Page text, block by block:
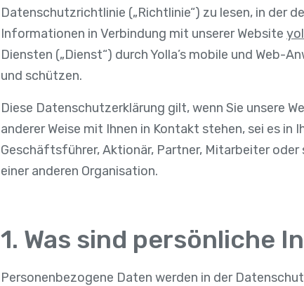
Datenschutzrichtlinie („Richtlinie“) zu lesen, in der
Informationen in Verbindung mit unserer Website
Diensten („Dienst“) durch Yolla’s mobile und Web-
und schützen.
Diese Datenschutzerklärung gilt, wenn Sie unsere
anderer Weise mit Ihnen in Kontakt stehen, sei es in
Geschäftsführer, Aktionär, Partner, Mitarbeiter
einer anderen Organisation.
1. Was sind persönliche
Personenbezogene Daten werden in der